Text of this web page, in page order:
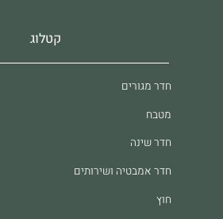
קטלוג
חדר מגורים
מטבח
חדר שינה
חדר אמבטיה ושירותים
חוץ